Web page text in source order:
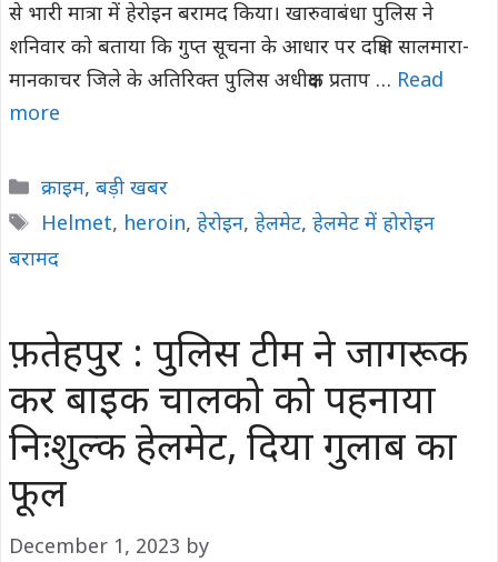
से भारी मात्रा में हेरोइन बरामद किया। खारुवाबंधा पुलिस ने
शनिवार काे बताया कि गुप्त सूचना के आधार पर दक्षिण सालमारा-
मानकाचर जिले के अतिरिक्त पुलिस अधीक्षक प्रताप … Read
more
Categories
क्राइम, बड़ी खबर
Tags
Helmet, heroin, हेरोइन, हेलमेट, हेलमेट में होरोइन
बरामद
फ़तेहपुर : पुलिस टीम ने जागरूक
कर बाइक चालको को पहनाया
निःशुल्क हेलमेट, दिया गुलाब का
फूल
December 1, 2023 by